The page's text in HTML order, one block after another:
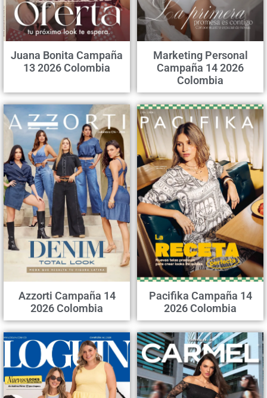
Juana Bonita Campaña
13 2026 Colombia
Marketing Personal
Campaña 14 2026
Colombia
Azzorti Campaña 14
2026 Colombia
Pacifika Campaña 14
2026 Colombia